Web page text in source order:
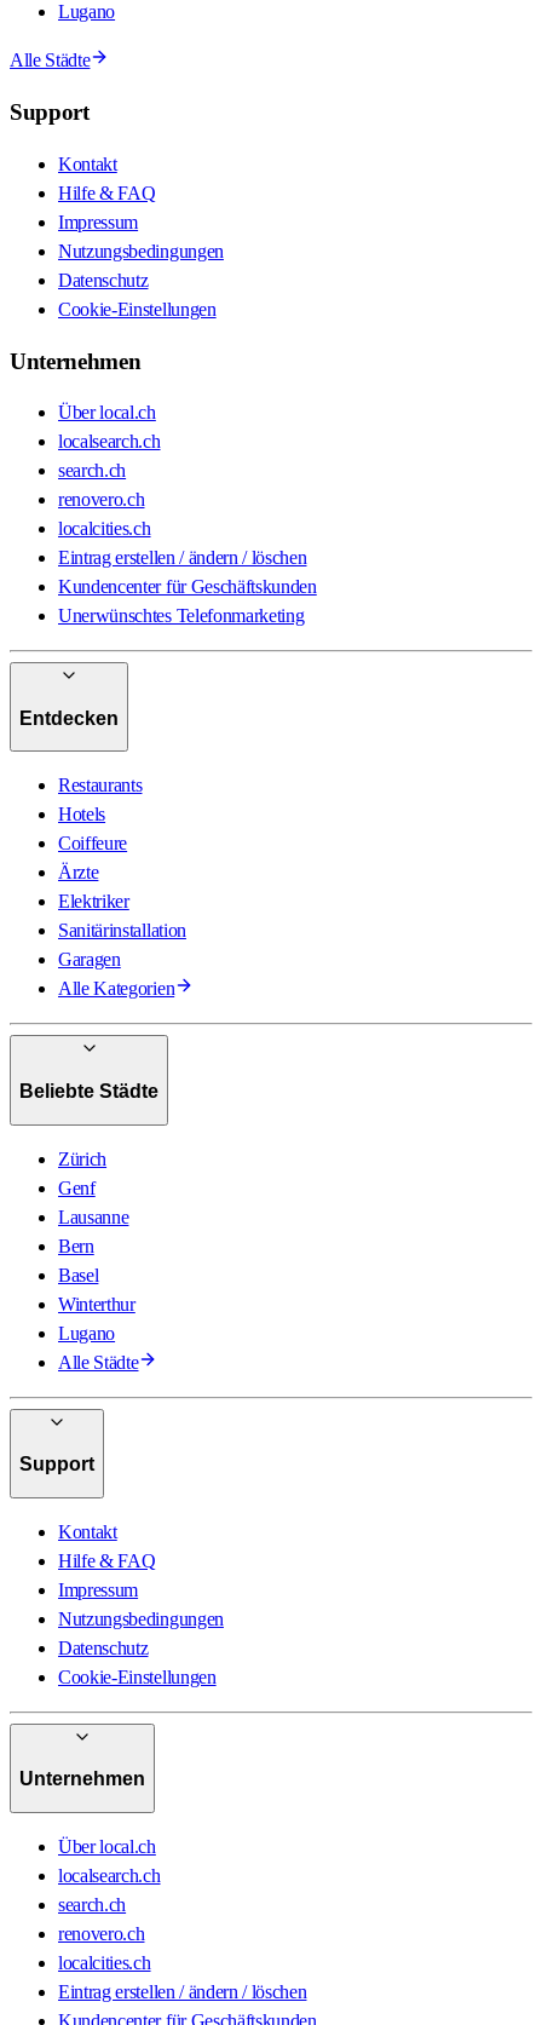
Lugano
Alle Städte
Support
Kontakt
Hilfe & FAQ
Impressum
Nutzungsbedingungen
Datenschutz
Cookie-Einstellungen
Unternehmen
Über local.ch
localsearch.ch
search.ch
renovero.ch
localcities.ch
Eintrag erstellen / ändern / löschen
Kundencenter für Geschäftskunden
Unerwünschtes Telefonmarketing
Entdecken
Restaurants
Hotels
Coiffeure
Ärzte
Elektriker
Sanitärinstallation
Garagen
Alle Kategorien
Beliebte Städte
Zürich
Genf
Lausanne
Bern
Basel
Winterthur
Lugano
Alle Städte
Support
Kontakt
Hilfe & FAQ
Impressum
Nutzungsbedingungen
Datenschutz
Cookie-Einstellungen
Unternehmen
Über local.ch
localsearch.ch
search.ch
renovero.ch
localcities.ch
Eintrag erstellen / ändern / löschen
Kundencenter für Geschäftskunden